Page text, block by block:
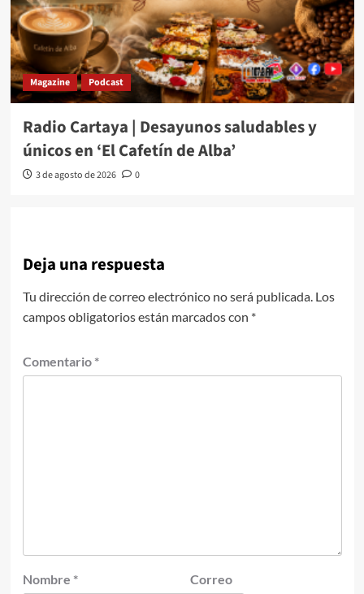
Magazine Podcast
Radio Cartaya | Desayunos saludables y
únicos en ‘El Cafetín de Alba’
3 de agosto de 2026 0
Deja una respuesta
Tu dirección de correo electrónico no será publicada. Los
campos obligatorios están marcados con *
Comentario *
Nombre *
Correo